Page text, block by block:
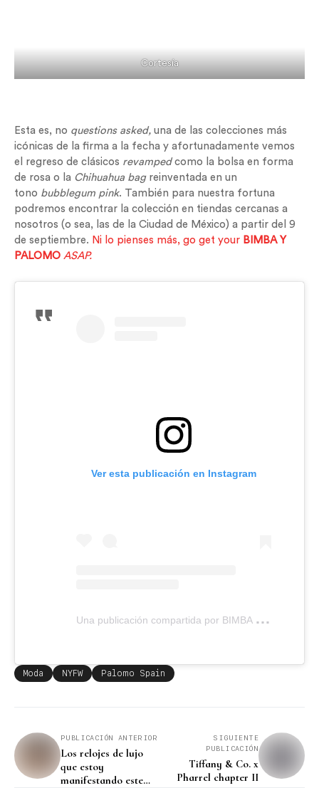
Cortesía
Esta es, no questions asked, una de las colecciones más
icónicas de la firma a la fecha y afortunadamente vemos
el regreso de clásicos revampedcomo la bolsa en forma
de rosa o la Chihuahua bagreinventada en un
tono bubblegum pink. También para nuestra fortuna
podremos encontrar la colección en tiendas cercanas a
nosotros (o sea, las de la Ciudad de México) a partir del 9
de septiembre. Ni lo pienses más, go get your BIMBA Y
PALOMO ASAP.
Ver esta publicación en Instagram
U
na publicación compartida por BIMBA Y LOLA (@bimbaylola)
Moda NYFW Palomo Spain
PUBLICACIÓN ANTERIOR
Los relojes de lujo
que estoy
manifestando este
SIGUIENTE
PUBLICACIÓN
Tiffany & Co. x
Pharrel chapter II